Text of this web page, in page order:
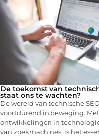
De toekomst van
staat ons te wachten?
De wereld van technische
voortdurend in beweging.
ontwikkelingen in
van zoekmachines, is het